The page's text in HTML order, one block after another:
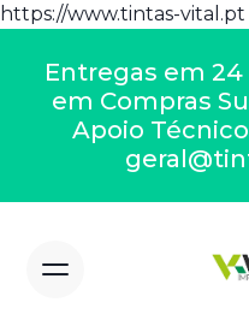
https://www.tintas-vital.pt
Entregas em
em Compras
Apoio Técnico